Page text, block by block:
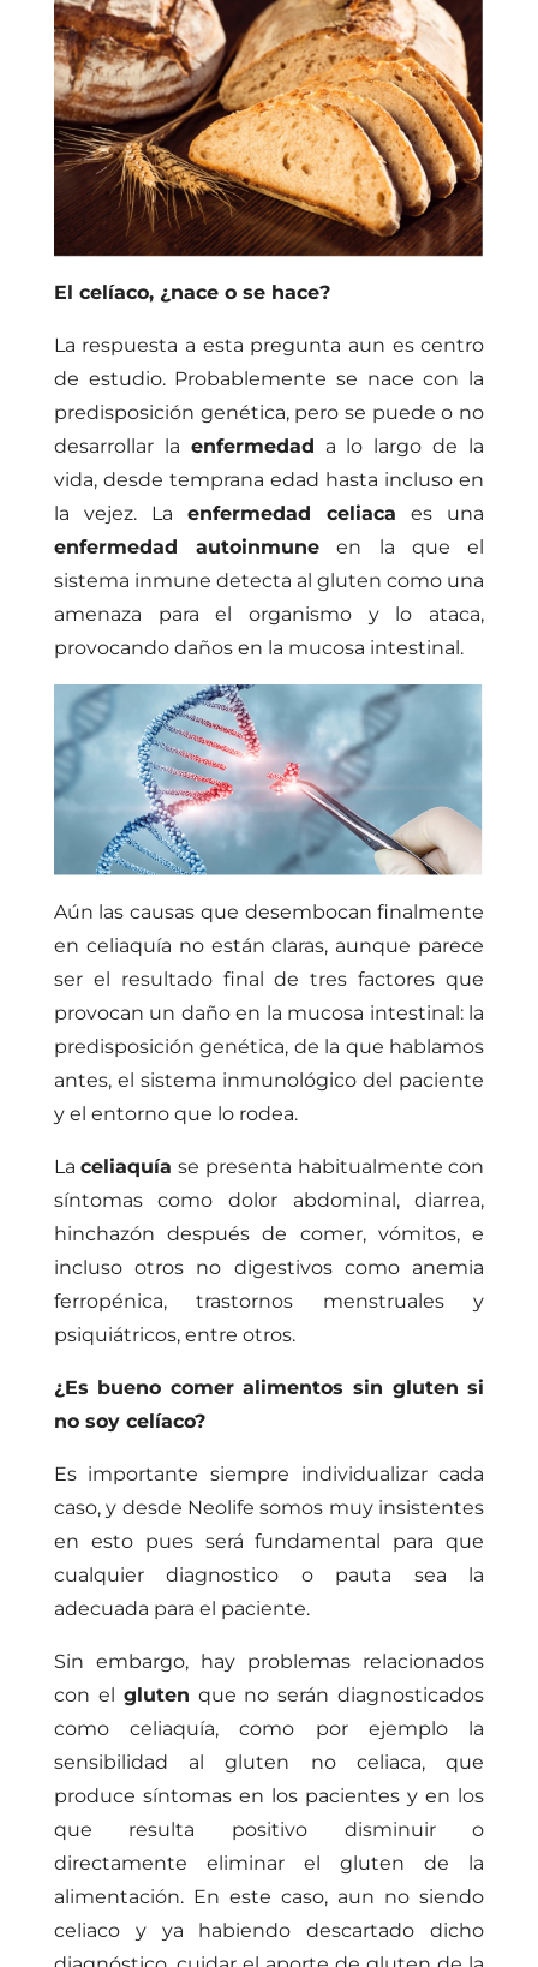
El celíaco, ¿nace o se hace?
La respuesta a esta pregunta aun es centro
de estudio. Probablemente se nace con la
predisposición genética, pero se puede o no
desarrollar la enfermedad a lo largo de la
vida, desde temprana edad hasta incluso en
la vejez. La enfermedad celiaca es una
enfermedad autoinmune en la que el
sistema inmune detecta al gluten como una
amenaza para el organismo y lo ataca,
provocando daños en la mucosa intestinal.
Aún las causas que desembocan finalmente
en celiaquía no están claras, aunque parece
ser el resultado final de tres factores que
provocan un daño en la mucosa intestinal: la
predisposición genética, de la que hablamos
antes, el sistema inmunológico del paciente
y el entorno que lo rodea.
Laceliaquía se presenta habitualmente con
síntomas como dolor abdominal, diarrea,
hinchazón después de comer, vómitos, e
incluso otros no digestivos como anemia
ferropénica, trastornos menstruales y
psiquiátricos, entre otros.
¿Es bueno comer alimentos sin gluten si
no soy celíaco?
Es importante siempre individualizar cada
caso, y desde Neolife somos muy insistentes
en esto pues será fundamental para que
cualquier diagnostico o pauta sea la
adecuada para el paciente.
Sin embargo, hay problemas relacionados
con el gluten que no serán diagnosticados
como celiaquía, como por ejemplo la
sensibilidad al gluten no celiaca, que
produce síntomas en los pacientes y en los
que resulta positivo disminuir o
directamente eliminar el gluten de la
alimentación. En este caso, aun no siendo
celiaco y ya habiendo descartado dicho